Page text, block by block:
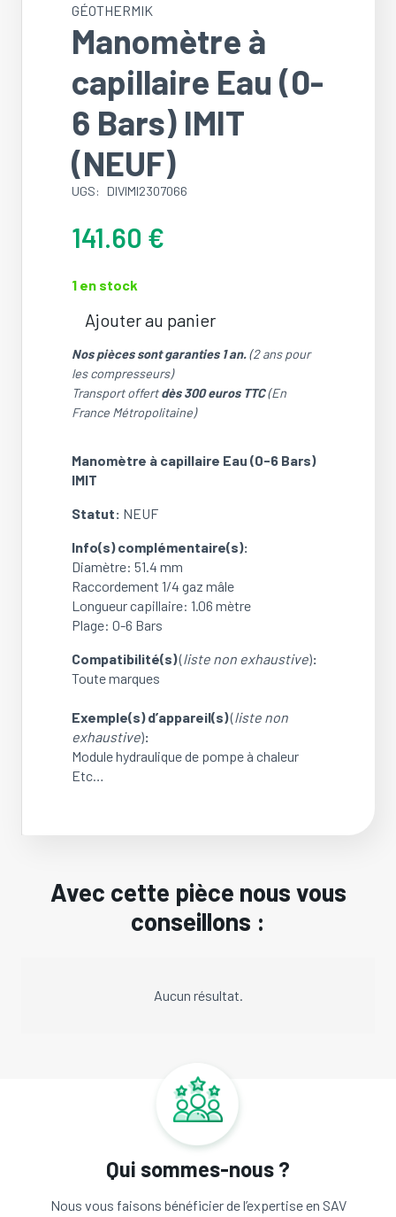
GÉOTHERMIK
Manomètre à
capillaire Eau (0-
6 Bars) IMIT
(NEUF)
UGS: DIVIMI2307066
141.60 €
1 en stock
quantité
de
Manomètre
à
capillaire
6
Bars)
(NEUF)
Ajouter au panier
Nos pièces sont garanties 1 an.(2 ans pour
les compresseurs)
Transport offertdès 300 euros TTC(En
France Métropolitaine)
Manomètre à capillaire Eau (0-6 Bars)
IMIT
Statut: NEUF
Info(s) complémentaire(s):
Diamètre: 51.4 mm
Raccordement 1/4 gaz mâle
Longueur capillaire: 1.06 mètre
Plage: 0-6 Bars
Compatibilité(s)(liste non exhaustive):
Toute marques
Exemple(s) d’appareil(s)(liste non
exhaustive):
Module hydraulique de pompe à chaleur
Etc…
Avec cette pièce nous vous
conseillons :
Aucun résultat.
Qui sommes-nous ?
Nous vous faisons bénéficier de l’expertise en SAV